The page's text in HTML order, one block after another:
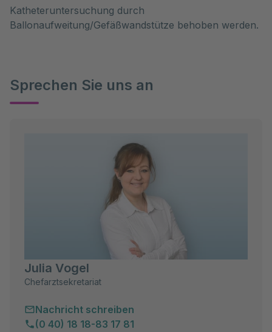
Katheteruntersuchung durch
Ballonaufweitung/Gefäßwandstütze behoben werden.
Sprechen Sie uns an
Julia Vogel
Chefarztsekretariat
Nachricht schreiben
(0 40) 18 18-83 17 81